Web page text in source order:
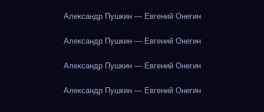
Александр Пушкин — Евгений Онегин
Александр Пушкин — Евгений Онегин
Александр Пушкин — Евгений Онегин
Александр Пушкин — Евгений Онегин